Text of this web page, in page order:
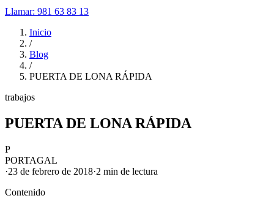
Llamar: 981 63 83 13
Inicio
/
Blog
/
PUERTA DE LONA RÁPIDA
trabajos
PUERTA DE LONA RÁPIDA
P
PORTAGAL
·23 de febrero de 2018·2 min de lectura
Contenido